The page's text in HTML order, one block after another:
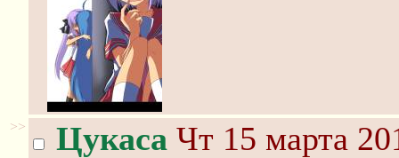
>> Цукаса Чт 15 марта